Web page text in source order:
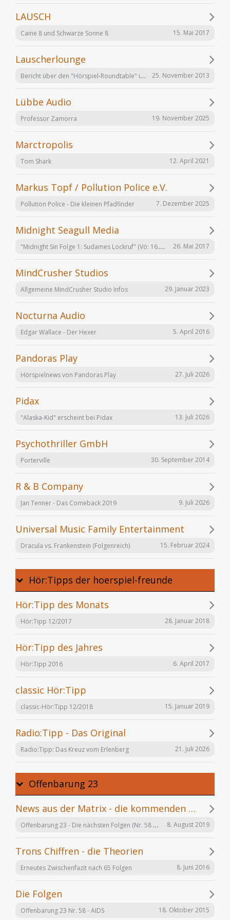
LAUSCH
Caine 8 und Schwarze Sonne 8 15. Mai 2017
Lauscherlounge
Bericht über den "Hörspiel-Roundtable" im Lauschermagazin 25. November 2013
Lübbe Audio
Professor Zamorra 19. November 2025
Marctropolis
Tom Shark 12. April 2021
Markus Topf / Pollution Police e.V.
Pollution Police - Die kleinen Pfadfinder 7. Dezember 2025
Midnight Seagull Media
"Midnight Sin Folge 1: Sudames Lockruf" (Vö: 16.06.2017) 26. Mai 2017
MindCrusher Studios
Allgemeine MindCrusher Studio Infos 29. Januar 2023
Nocturna Audio
Edgar Wallace - Der Hexer 5. April 2016
Pandoras Play
Hörspielnews von Pandoras Play 27. Juli 2026
Pidax
"Alaska-Kid" erscheint bei Pidax 13. Juli 2026
Psychothriller GmbH
Porterville 30. September 2014
R & B Company
Jan Tenner - Das Comeback 2019 9. Juli 2026
Universal Music Family Entertainment
Dracula vs. Frankenstein (Folgenreich) 15. Februar 2024
Hör:Tipps der hoerspiel-freunde
Hör:Tipp des Monats
Hör:Tipp 12/2017 28. Januar 2018
Hör:Tipp des Jahres
Hör:Tipp 2016 6. April 2017
classic Hör:Tipp
classic-Hör:Tipp 12/2018 15. Januar 2019
Radio:Tipp - Das Original
Radio:Tipp: Das Kreuz vom Erlenberg 21. Juli 2026
Offenbarung 23
News aus der Matrix - die kommenden Folgen
Offenbarung 23 - Die nächsten Folgen (Nr. 58 bis X) 8. August 2019
Trons Chiffren - die Theorien
Erneutes Zwischenfazit nach 65 Folgen 8. Juni 2016
Die Folgen
Offenbarung 23 Nr. 58 - AIDS 18. Oktober 2015